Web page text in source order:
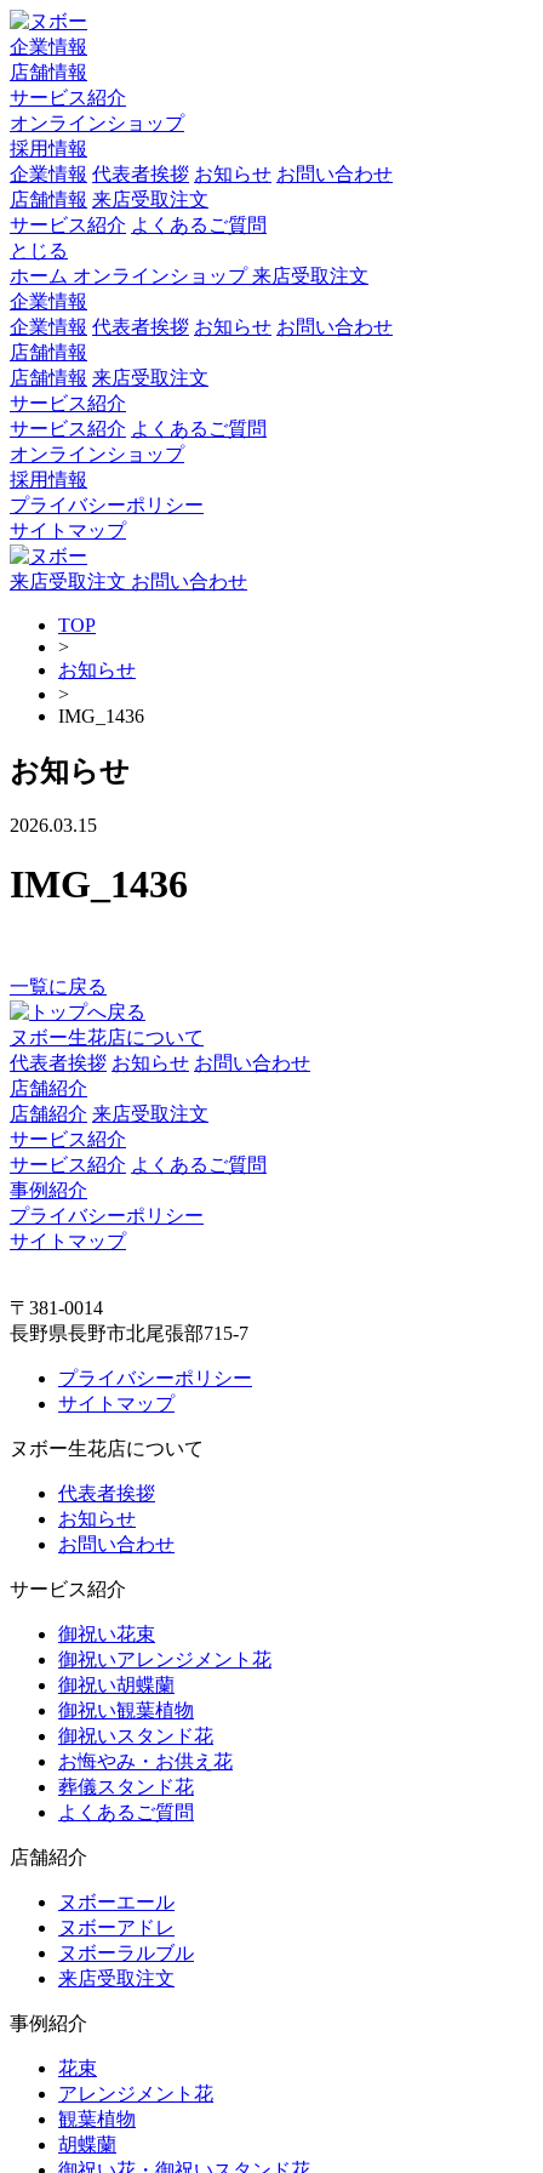
企業情報
店舗情報
サービス紹介
オンラインショップ
採用情報
企業情報 代表者挨拶 お知らせ お問い合わせ
店舗情報 来店受取注文
サービス紹介 よくあるご質問
とじる
ホーム オンラインショップ来店受取注文
企業情報
企業情報 代表者挨拶 お知らせ お問い合わせ
店舗情報
店舗情報 来店受取注文
サービス紹介
サービス紹介 よくあるご質問
オンラインショップ
採用情報
プライバシーポリシー
サイトマップ
来店受取注文 お問い合わせ
TOP
>
お知らせ
>
IMG_1436
お知らせ
2026.03.15
IMG_1436
一覧に戻る
ヌボー生花店について
代表者挨拶 お知らせ お問い合わせ
店舗紹介
店舗紹介 来店受取注文
サービス紹介
サービス紹介 よくあるご質問
事例紹介
プライバシーポリシー
サイトマップ
〒381-0014
長野県長野市北尾張部715-7
プライバシーポリシー
サイトマップ
ヌボー生花店について
代表者挨拶
お知らせ
お問い合わせ
サービス紹介
御祝い花束
御祝いアレンジメント花
御祝い胡蝶蘭
御祝い観葉植物
御祝いスタンド花
お悔やみ・お供え花
葬儀スタンド花
よくあるご質問
店舗紹介
ヌボーエール
ヌボーアドレ
ヌボーラルブル
来店受取注文
事例紹介
花束
アレンジメント花
観葉植物
胡蝶蘭